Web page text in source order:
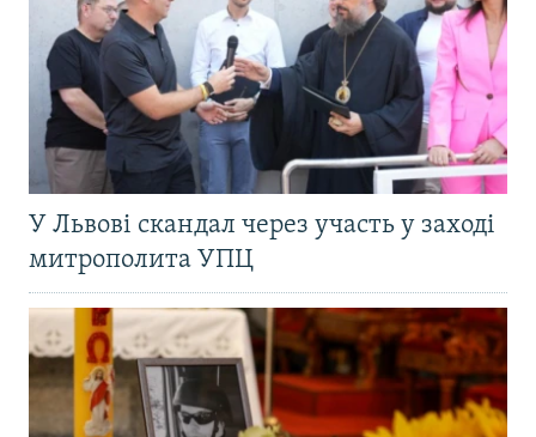
У Львові скандал через участь у заході
митрополита УПЦ